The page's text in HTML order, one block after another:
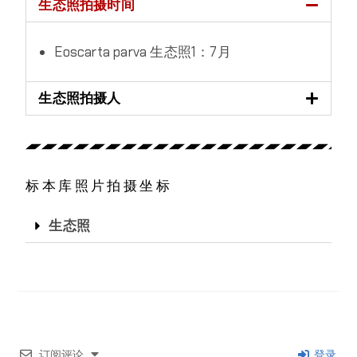
生态照拍摄时间
Eoscarta parva 生态照1：7月
生态照拍摄人
标本库照片拍摄坐标
生态照